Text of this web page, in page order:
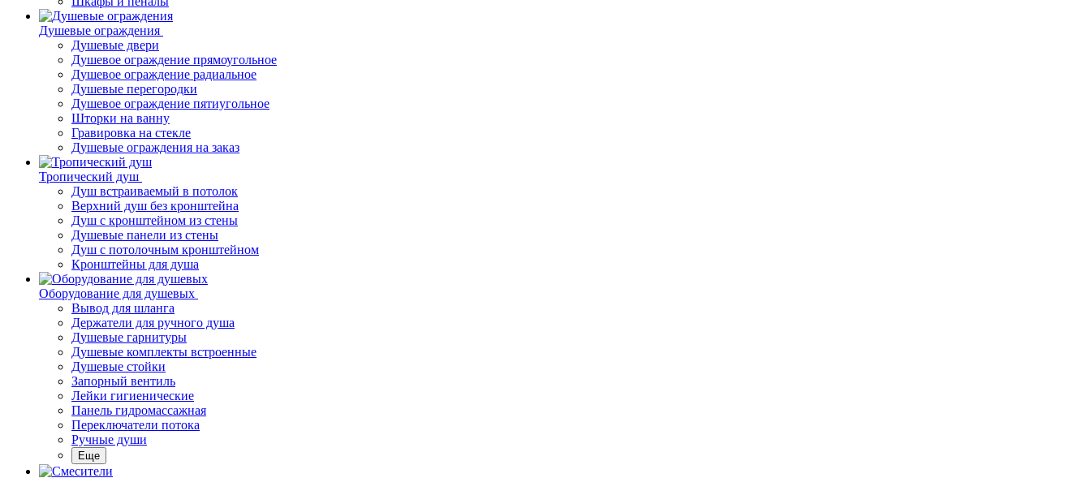
Душевые ограждения
Душевые двери
Душевое ограждение прямоугольное
Душевое ограждение радиальное
Душевые перегородки
Душевое ограждение пятиугольное
Шторки на ванну
Гравировка на стекле
Душевые ограждения на заказ
Тропический душ
Душ встраиваемый в потолок
Верхний душ без кронштейна
Душ с кронштейном из стены
Душевые панели из стены
Душ с потолочным кронштейном
Кронштейны для душа
Оборудование для душевых
Вывод для шланга
Держатели для ручного душа
Душевые гарнитуры
Душевые комплекты встроенные
Душевые стойки
Запорный вентиль
Лейки гигиенические
Панель гидромассажная
Переключатели потока
Ручные души
Еще